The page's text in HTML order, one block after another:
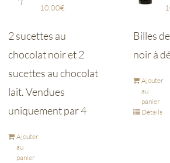
10,00€
2 sucettes au
chocolat noir et 2
sucettes au chocolat
lait. Vendues
uniquement par 4
Ajouter
au
panier
Billes
noir à
Ajouter
au
panier
Détails